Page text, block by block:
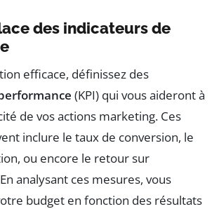
des indicateurs de
efficace, définissez des
(KPI) qui vous aideront à
de vos actions marketing. Ces
inclure le taux de conversion, le
ou encore le retour sur
analysant ces mesures, vous
budget en fonction des résultats